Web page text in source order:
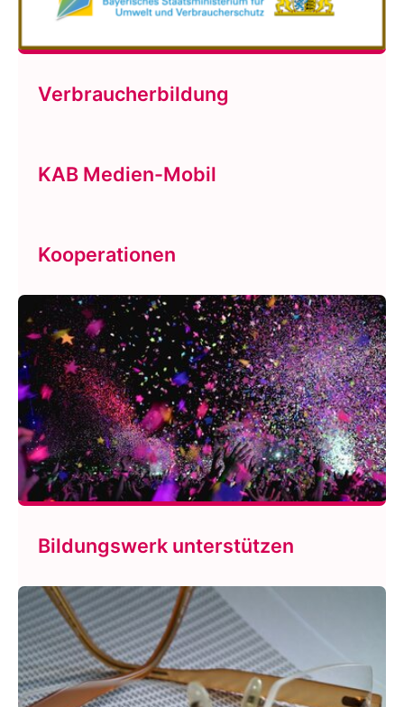
Verbraucherbildung
KAB Medien-Mobil
Kooperationen
Bildungswerk unterstützen